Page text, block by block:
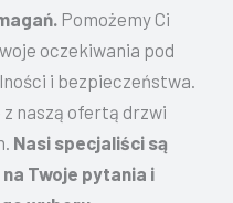
Pomożemy Ci
oczekiwania pod
i bezpieczeństwa.
naszą ofertą drzwi
Nasi specjaliści są
Twoje pytania i